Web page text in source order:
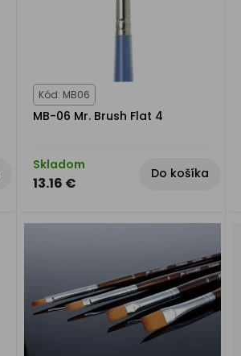
Kód: MB06
MB-06 Mr. Brush Flat 4
Skladom
13.16 €
Do košíka